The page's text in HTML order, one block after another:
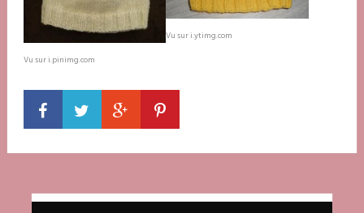
Vu sur i.pinimg.com
Vu sur i.ytimg.com